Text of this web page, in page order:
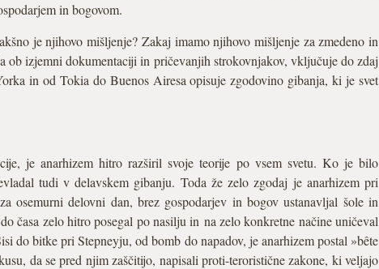
in bogovom.
je njihovo mišljenje? Zakaj imamo njihovo mišljenje za zmedeno in
ob izjemni dokumentaciji in pričevanjih strokovnjakov, vključuje do zdaj
in od Tokia do Buenos Airesa opisuje zgodovino gibanja, ki je svet
je anarhizem hitro razširil svoje teorije po vsem svetu. Ko je bilo
tudi v delavskem gibanju. Toda že zelo zgodaj je anarhizem pri
osemurni delovni dan, brez gospodarjev in bogov ustanavljal šole in
časa zelo hitro posegal po nasilju in na zelo konkretne načine uničeval
do bitke pri Stepneyju, od bomb do napadov, je anarhizem postal »bête
da se pred njim zaščitijo, napisali proti-teroristične zakone, ki veljajo